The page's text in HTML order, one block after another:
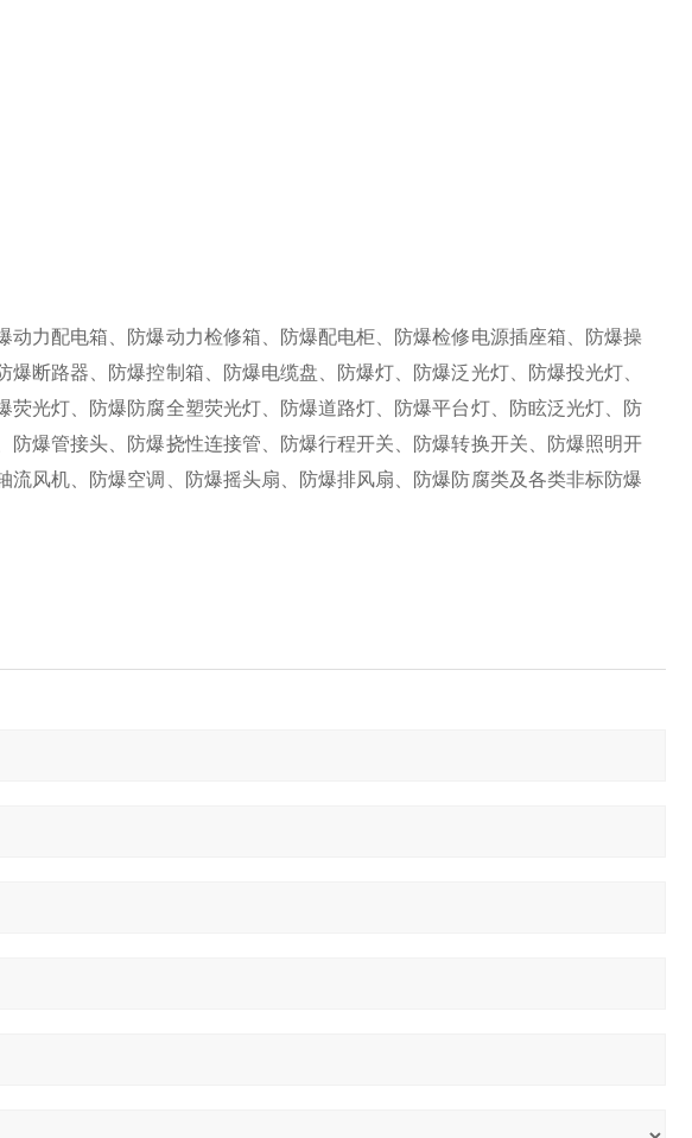
动力配电箱、防爆动力检修箱、防爆配电柜、防爆检修电源插座箱、防爆操
断路器、防爆控制箱、防爆电缆盘、防爆灯、防爆泛光灯、防爆投光灯、
光灯、防爆防腐全塑荧光灯、防爆道路灯、防爆平台灯、防眩泛光灯、防
爆管接头、防爆挠性连接管、防爆行程开关、防爆转换开关、防爆照明开
风机、防爆空调、防爆摇头扇、防爆排风扇、防爆防腐类及各类非标防爆